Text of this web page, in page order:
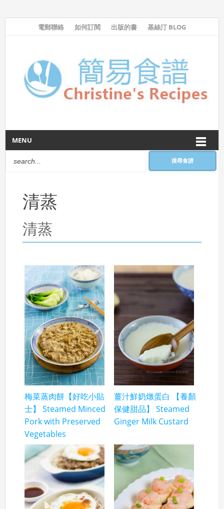
電郵聯絡 如何訂閱 出版的書 基絲汀 BLOG
MENU
搜尋食譜
清蒸
清蒸
梅菜蒸肉餅【好吃小貼
士】 Steamed Minced
Pork with Preserved
Vegetables
薑汁鮮奶燉蛋白 【養顏
保健甜品】 Steamed
Ginger Milk Custard